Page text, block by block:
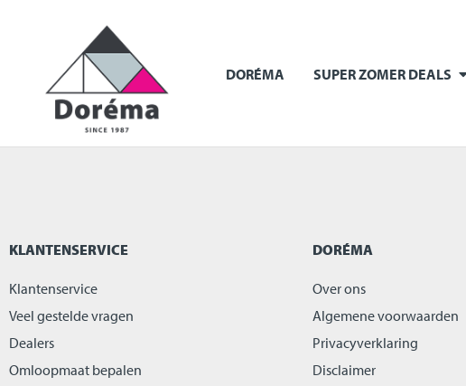
DORÉMA SUPER ZOMER DEALS
KLANTENSERVICE
Klantenservice
Veel gestelde vragen
Dealers
Omloopmaat bepalen
DORÉMA
Over ons
Algemene voorwaarden
Privacyverklaring
Disclaimer